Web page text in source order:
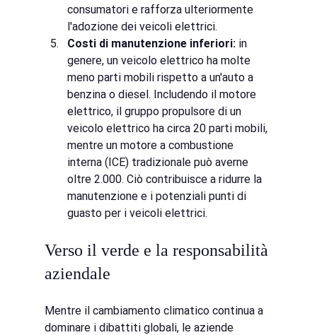
consumatori e rafforza ulteriormente
l'adozione dei veicoli elettrici.
Costi di manutenzione inferiori: in
genere, un veicolo elettrico ha molte
meno parti mobili rispetto a un'auto a
benzina o diesel. Includendo il motore
elettrico, il gruppo propulsore di un
veicolo elettrico ha circa 20 parti mobili,
mentre un motore a combustione
interna (ICE) tradizionale può averne
oltre 2.000. Ciò contribuisce a ridurre la
manutenzione e i potenziali punti di
guasto per i veicoli elettrici.
Verso il verde e la responsabilità
aziendale
Mentre il cambiamento climatico continua a
dominare i dibattiti globali, le aziende